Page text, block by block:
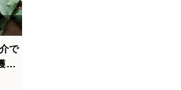
で
得